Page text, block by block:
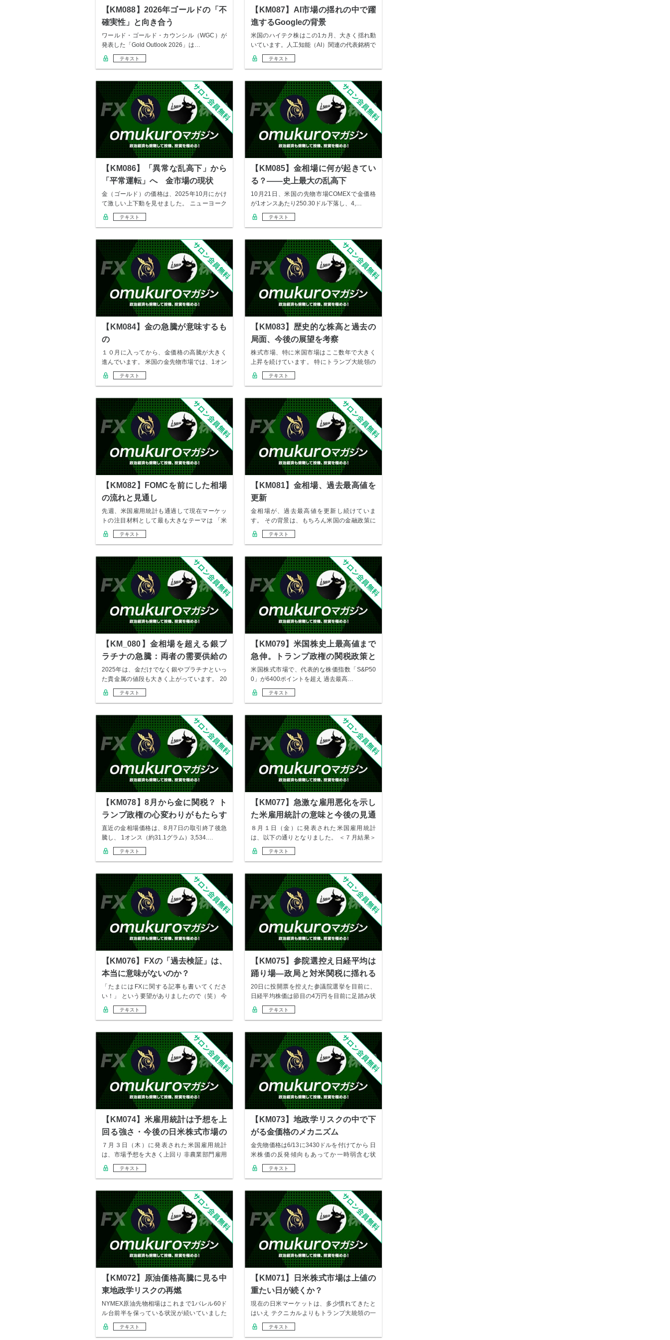
【KM088】2026年ゴールドの「不
確実性」と向き合う
ワールド・ゴールド・カウンシル（WGC）が
発表した「Gold Outlook 2026」は…
テキスト
【KM087】AI市場の揺れの中で躍
進するGoogleの背景
米国のハイテク株はこの1カ月、大きく揺れ動
いています。人工知能（AI）関連の代表銘柄で
ある…
テキスト
【KM086】「異常な乱高下」から
「平常運転」へ 金市場の現状
金（ゴールド）の価格は、2025年10月にかけ
て激しい上下動を見せました。 ニューヨーク
の…
テキスト
【KM085】金相場に何が起きてい
る？――史上最大の乱高下
10月21日、米国の先物市場COMEXで金価格
が1オンスあたり250.30ドル下落し、4,…
テキスト
【KM084】金の急騰が意味するも
の
１０月に入ってから、金価格の高騰が大きく
進んでいます。 米国の金先物市場では、1オン
ス＝4…
テキスト
【KM083】歴史的な株高と過去の
局面、今後の展望を考察
株式市場、特に米国市場はここ数年で大きく
上昇を続けています。 特にトランプ大統領の
政策や米…
テキスト
【KM082】FOMCを前にした相場
の流れと見通し
先週、米国雇用統計も通過して現在マーケッ
トの注目材料として最も大きなテーマは 「米
国の利下…
テキスト
【KM081】金相場、過去最高値を
更新
金相場が、過去最高値を更新し続けていま
す。 その背景は、もちろん米国の金融政策に
おける独立…
テキスト
【KM_080】金相場を超える銀プ
ラチナの急騰：両者の需要供給の
違い
2025年は、金だけでなく銀やプラチナといっ
た貴金属の値段も大きく上がっています。 20
2…
テキスト
【KM079】米国株史上最高値まで
急伸。トランプ政権の関税政策と
今後
米国株式市場で、代表的な株価指数「S&P50
0」が6400ポイントを超え 過去最高…
テキスト
【KM078】8月から金に関税？ ト
ランプ政権の心変わりがもたらす
影響
直近の金相場価格は、8月7日の取引終了後急
騰し、 1オンス（約31.1グラム）3,534.…
テキスト
【KM077】急激な雇用悪化を示し
た米雇用統計の意味と今後の見通
し
８月１日（金）に発表された米国雇用統計
は、以下の通りとなりました。 ＜７月結果＞
非農業部…
テキスト
【KM076】FXの「過去検証」は、
本当に意味がないのか？
「たまにはFXに関する記事も書いてくださ
い！」 という要望がありましたので（笑） 今
回はF…
テキスト
【KM075】参院選控え日経平均は
踊り場―政局と対米関税に揺れる
市場
20日に投開票を控えた参議院選挙を目前に、
日経平均株価は節目の4万円を目前に足踏み状
態が…
テキスト
【KM074】米雇用統計は予想を上
回る強さ・今後の日米株式市場の
動向
７月３日（木）に発表された米国雇用統計
は、市場予想を大きく上回り 非農業部門雇用
者数（NF…
テキスト
【KM073】地政学リスクの中で下
がる金価格のメカニズム
金先物価格は6/13に3430ドルを付けてから 日
米株価の反発傾向もあってか一時弱含む状
況…
テキスト
【KM072】原油価格高騰に見る中
東地政学リスクの再燃
NYMEX原油先物相場はこれまで1バレル60ド
ル台前半を保っている状況が続いていました
が、…
テキスト
【KM071】日米株式市場は上値の
重たい日が続くか？
現在の日米マーケットは、多少慣れてきたと
はいえ テクニカルよりもトランプ大統領の一
連の発言…
テキスト